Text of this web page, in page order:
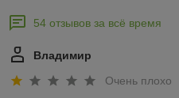
54 отзывов за всё время
Владимир
Очень плохо